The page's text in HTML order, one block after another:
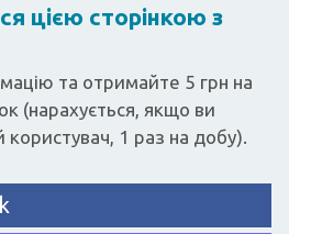
цією сторінкою з
та отримайте 5 грн на
(нарахується, якщо ви
користувач, 1 раз на добу).